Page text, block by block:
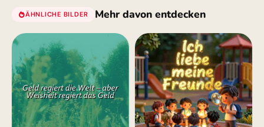
ÄHNLICHE BILDER Mehr davon entdecken